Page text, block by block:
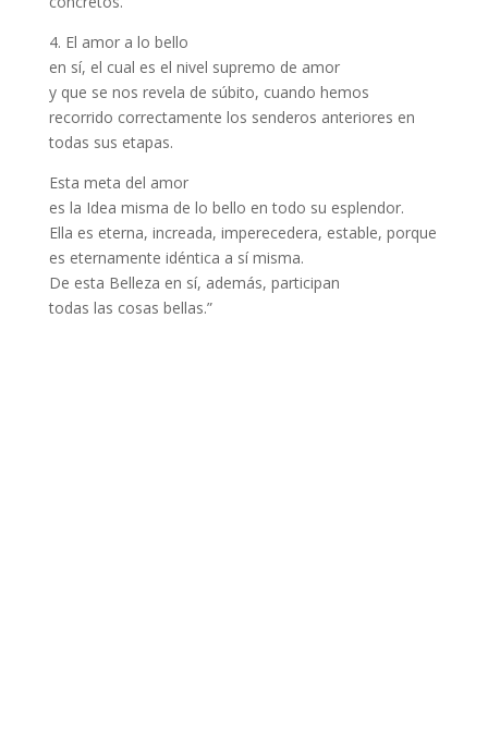
4. El amor a lo bello
en sí, el cual es el nivel supremo de amor
y que se nos revela de súbito, cuando hemos
recorrido correctamente los senderos anteriores en
todas sus etapas.
Esta meta del amor
es la Idea misma de lo bello en todo su esplendor.
Ella es eterna, increada, imperecedera, estable, porque
es eternamente idéntica a sí misma.
De esta Belleza en sí, además, participan
todas las cosas bellas.”